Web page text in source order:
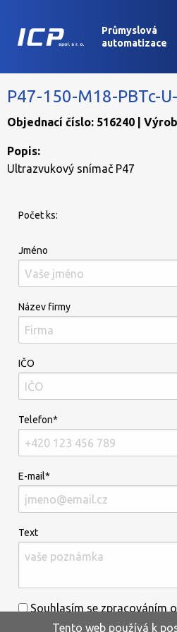
Průmyslová
automatizace
P47-150-M18-PBTc-
Objednací číslo: 516240 |
Popis:
Ultrazvukový snímač P47
Počet ks:
Jméno
Název firmy
IČO
Telefon*
E-mail*
Text
Souhlasím se zpracováním
Tento web používá k